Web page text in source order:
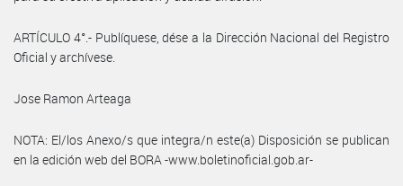
ARTÍCULO 4°.- Publíquese, dése a la Dirección Nacional del Registro
Oficial y archívese.
Jose Ramon Arteaga
NOTA: El/los Anexo/s que integra/n este(a) Disposición se publican
en la edición web del BORA -www.boletinoficial.gob.ar-